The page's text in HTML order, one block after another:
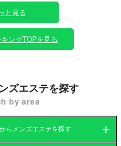
と見る
ングTOPを見る
ズエステを探す
by area
らメンズエステを探す